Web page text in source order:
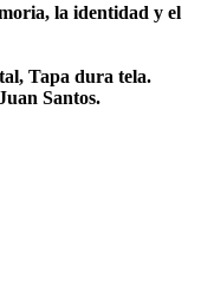
la identidad y el
Tapa dura tela.
Santos.